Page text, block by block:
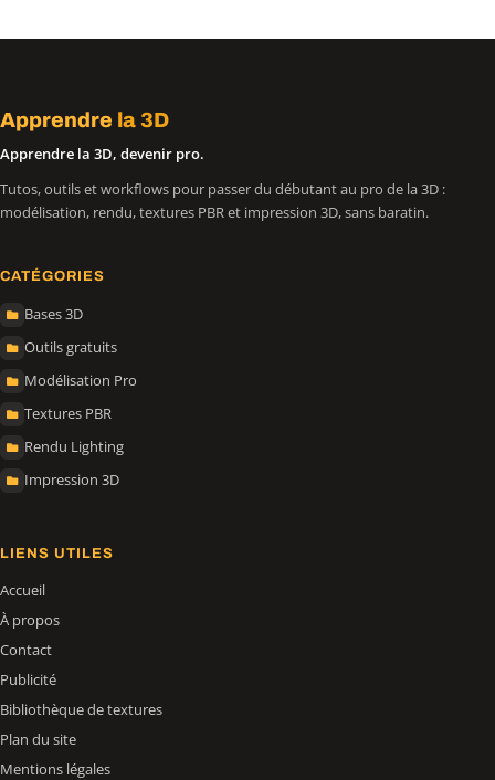
Apprendre la 3D
Apprendre la 3D, devenir pro.
Tutos, outils et workflows pour passer du débutant au pro de la 3D :
modélisation, rendu, textures PBR et impression 3D, sans baratin.
CATÉGORIES
Bases 3D
Outils gratuits
Modélisation Pro
Textures PBR
Rendu Lighting
Impression 3D
LIENS UTILES
Accueil
À propos
Contact
Publicité
Bibliothèque de textures
Plan du site
Mentions légales